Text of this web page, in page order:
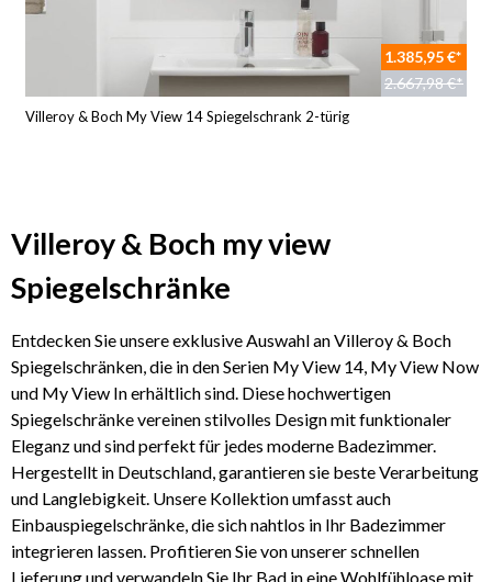
1.385,95 €*
2.667,98 €*
Villeroy & Boch My View 14 Spiegelschrank 2-türig
Villeroy & Boch my view
Spiegelschränke
Entdecken Sie unsere exklusive Auswahl an Villeroy & Boch
Spiegelschränken, die in den Serien My View 14, My View Now
und My View In erhältlich sind. Diese hochwertigen
Spiegelschränke vereinen stilvolles Design mit funktionaler
Eleganz und sind perfekt für jedes moderne Badezimmer.
Hergestellt in Deutschland, garantieren sie beste Verarbeitung
und Langlebigkeit. Unsere Kollektion umfasst auch
Einbauspiegelschränke, die sich nahtlos in Ihr Badezimmer
integrieren lassen. Profitieren Sie von unserer schnellen
Lieferung und verwandeln Sie Ihr Bad in eine Wohlfühloase mit